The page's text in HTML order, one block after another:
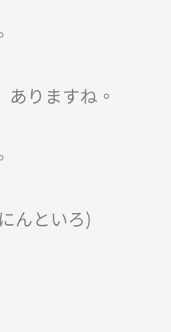
りますね。
んといろ)